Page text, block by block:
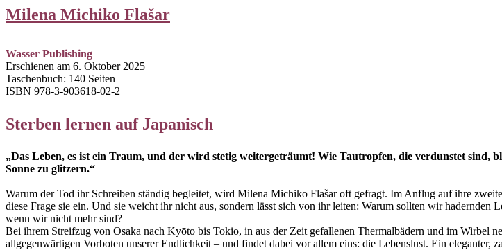
Milena Michiko Flašar
Wasser Publishing
Erschienen am 6. Oktober 2025
Taschenbuch: 140 Seiten
ISBN 978-3-903618-02-2
Sterben lernen auf Japanisch
„Das Leben, es ist ein Traum, und der wird stetig weitergeträumt! Wie Tautropfen, die verdunstet sind,
Sonne zu glitzern.“
Warum der Tod ihr Schreiben ständig begleitet, wird Milena Michiko Flašar oft gefragt. Im Anflug auf ihre
diese Frage sie ein. Und sie weicht ihr nicht aus, sondern lässt sich von ihr leiten: Warum sollten wir
wenn wir nicht mehr sind?
Bei ihrem Streifzug von Ōsaka nach Kyōto bis Tokio, in aus der Zeit gefallenen Thermalbädern und im Wirbel
allgegenwärtigen Vorboten unserer Endlichkeit – und findet dabei vor allem eins: die Lebenslust. Ein eleganter,